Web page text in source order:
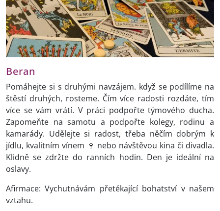
Beran
Pomáhejte si s druhými navzájem. když se podílíme na
štěstí druhých, rosteme. Čím více radosti rozdáte, tím
více se vám vrátí. V práci podpořte týmového ducha.
Zapomeňte na samotu a podpořte kolegy, rodinu a
kamarády. Udělejte si radost, třeba něčím dobrým k
jídlu, kvalitním vínem 🍷 nebo návštěvou kina či divadla.
Klidně se zdržte do ranních hodin. Den je ideální na
oslavy.
Afirmace: Vychutnávám přetékající bohatství v našem
vztahu.